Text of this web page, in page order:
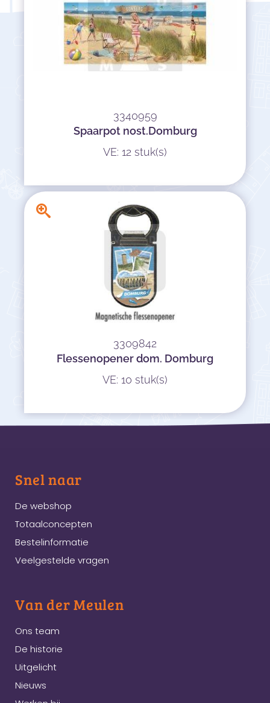
3340959
Spaarpot nost.Domburg
VE: 12 stuk(s)
3309842
Flessenopener dom. Domburg
VE: 10 stuk(s)
Snel naar
De webshop
Totaalconcepten
Bestelinformatie
Veelgestelde vragen
Van der Meulen
Ons team
De historie
Uitgelicht
Nieuws